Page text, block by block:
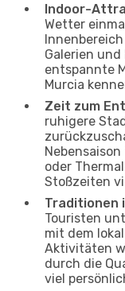
Indoor-
Wetter
Galerien
entspannte
Murcia
Zeit zum
ruhigere
oder
Stoßzeiten
Traditionen
Touristen
mit dem
Aktivitäten
durch die
viel